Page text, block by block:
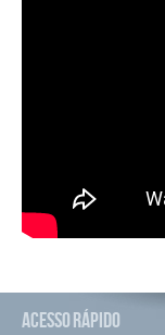
Acesso Rápido